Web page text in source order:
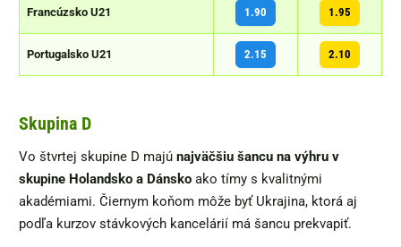
Francúzsko U21 1.90 1.95
Portugalsko U21 2.15 2.10
Skupina D
Vo štvrtej skupine D majú najväčšiu šancu na výhru v
skupine Holandsko a Dánsko ako tímy s kvalitnými
akadémiami. Čiernym koňom môže byť Ukrajina, ktorá aj
podľa kurzov stávkových kancelárií má šancu prekvapiť.